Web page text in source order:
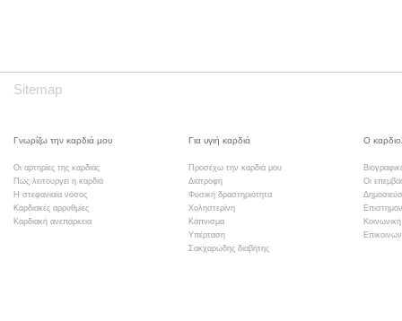
Sitemap
Γνωρίζω την καρδιά μου
Οι αρτηρίες της καρδιάς
Πώς λειτουργεί η καρδιά
Η στεφανιαία νόσος
Καρδιακές αρρυθμίες
Καρδιακή ανεπάρκεια
Για υγιή καρδιά
Προσέχω την καρδιά μου
Διατροφή
Φυσική δραστηριότητα
Χοληστερίνη
Κάπνισμα
Υπέρταση
Σακχαρώδης διαβήτης
Ο
Οι